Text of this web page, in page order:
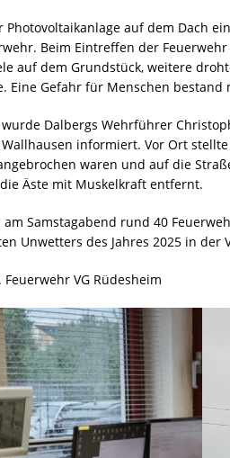
Photovoltaikanlage auf dem Dach
Beim Eintreffen der
auf dem Grundstück, weitere
Eine Gefahr für Menschen bestand
wurde Dalbergs Wehrführer
informiert. Vor Ort
waren und auf die
Äste mit Muskelkraft entfernt.
Samstagabend rund 40
Unwetters des Jahres 2025 in der
VG Rüdesheim